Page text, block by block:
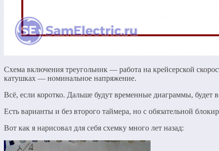
Схема включения треугольник — работа на крейсерской
катушках — номинальное напряжение.
Всё, если коротко. Дальше будут временные диаграммы, будет
Есть варианты и без второго таймера, но с обязательной
Вот как я нарисовал для себя схемку много лет назад: